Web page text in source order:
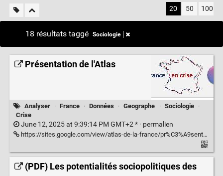
20 50 100
18 résultats taggé Sociologie
Présentation de l'Atlas
Analyser · France · Données · Geographe · Sociologie
·
Crise
June 12, 2025 at 9:39:14 PM GMT+2 * · permalien
https://sites.google.com/view/atlas-de-la-france/pr%C3%A9sentation-de-latlas?authuser=0
(PDF) Les potentialités sociopolitiques des